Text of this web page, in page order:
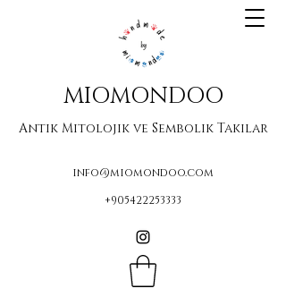
MIOMONDOO
Antik Mitolojik ve Sembolik Takılar
info@miomondoo.com
+905422253333